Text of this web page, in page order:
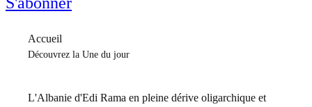
Accueil
Découvrez la Une du jour
L'Albanie d'Edi Rama en pleine dérive oligarchique et